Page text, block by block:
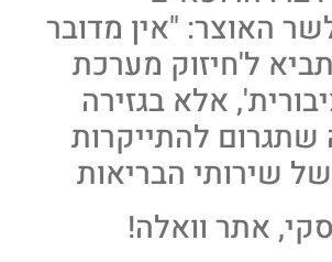
האוצר: "אין מדובר
ל'חיזוק מערכת
אלא בגזירה
שתגרום להתייקרות
שירותי הבריאות
אתר וואלה!